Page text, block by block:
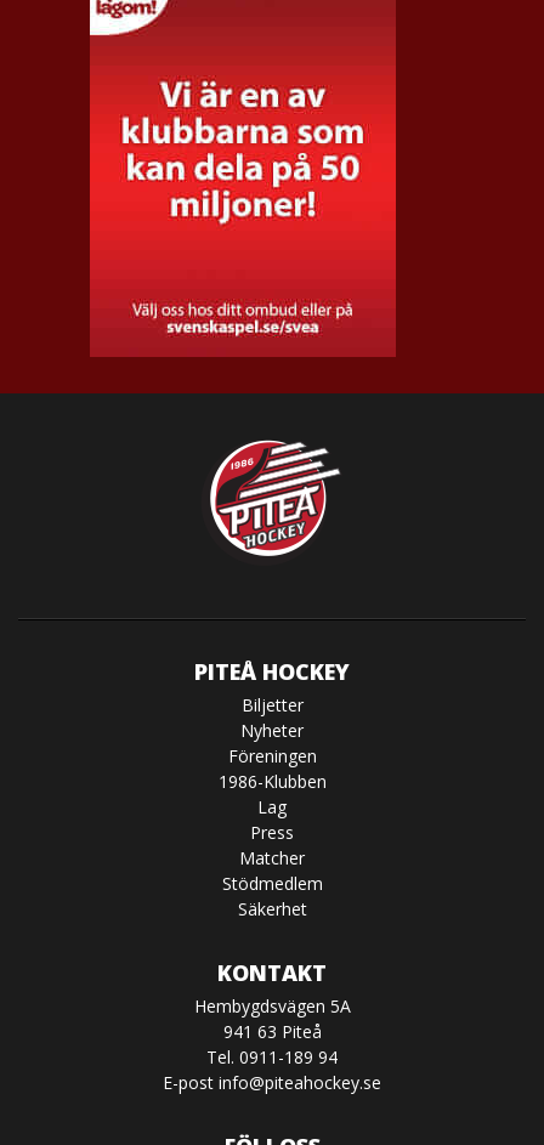
PITEÅ HOCKEY
Biljetter
Nyheter
Föreningen
1986-Klubben
Lag
Press
Matcher
Stödmedlem
Säkerhet
KONTAKT
Hembygdsvägen 5A
941 63 Piteå
Tel. 0911-189 94
E-post info@piteahockey.se